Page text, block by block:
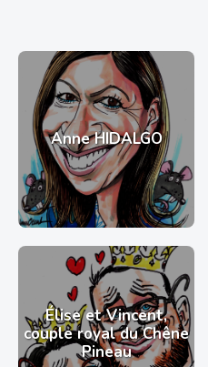
Anne HIDALGO
Élise et Vincent,
couple royal du Chêne
Pineau